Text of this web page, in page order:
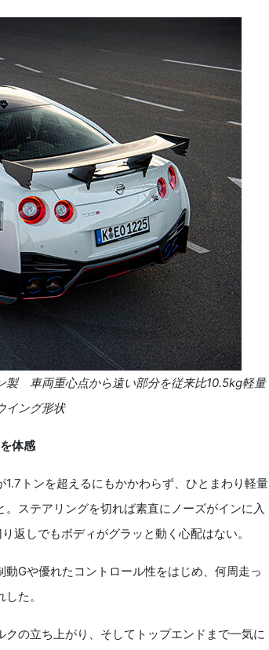
製 車両重心点から遠い部分を従来比10.5kg軽量
イング形状
体感
トンを超えるにもかかわらず、ひとまわり軽量
ステアリングを切れば素直にノーズがインに入
返しでもボディがグラッと動く心配はない。
Gや優れたコントロール性をはじめ、何周走っ
た。
の立ち上がり、そしてトップエンドまで一気に